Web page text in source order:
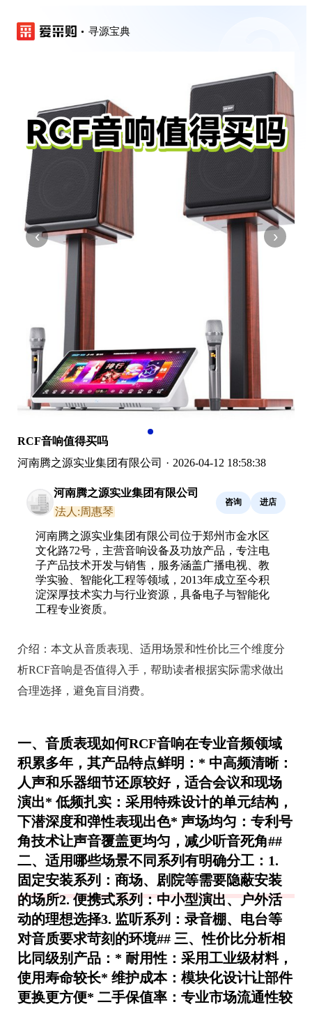
寻源宝典
‹ ›
RCF音响值得买吗
河南腾之源实业集团有限公司 · 2026-04-12 18:58:38
河南腾之源实业集团有限公司
法人:周惠琴
咨询 进店
河南腾之源实业集团有限公司位于郑州市金水区
文化路72号，主营音响设备及功放产品，专注电
子产品技术开发与销售，服务涵盖广播电视、教
学实验、智能化工程等领域，2013年成立至今积
淀深厚技术实力与行业资源，具备电子与智能化
工程专业资质。
介绍： 本文从音质表现、适用场景和性价比三个维度分
析RCF音响是否值得入手，帮助读者根据实际需求做出
合理选择，避免盲目消费。
一、音质表现如何RCF音响在专业音频领域
积累多年，其产品特点鲜明：* 中高频清晰：
人声和乐器细节还原较好，适合会议和现场
演出*低频扎实 ：采用特殊设计的单元结构，
下潜深度和弹性表现出色* 声场均匀 ：专利号
角技术让声音覆盖更均匀，减少听音死角##
二、适用哪些场景不同系列有明确分工：1.
固定安装系列 ：商场、剧院等需要隐蔽安装
的场所2.便携式系列：中小型演出、户外活
动的理想选择3. 监听系列 ：录音棚、电台等
对音质要求苛刻的环境## 三、性价比分析相
比同级别产品：* 耐用性：采用工业级材料，
使用寿命较长* 维护成本：模块化设计让部件
更换更方便* 二手保值率：专业市场流通性较